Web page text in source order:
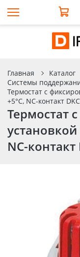
Главная Каталог
Системы
Термостат с
+5°C, NC-контакт
Термостат
NC-контакт